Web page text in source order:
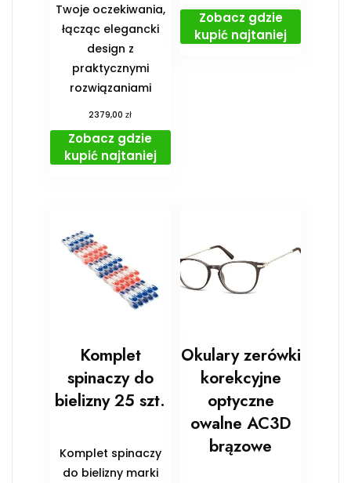
Twoje oczekiwania,
łącząc elegancki
design z
praktycznymi
rozwiązaniami
2379,00zł
Zobacz gdzie
kupić najtaniej
Zobacz gdzie
kupić najtaniej
Komplet
spinaczy do
bielizny 25 szt.
Komplet spinaczy
do bielizny marki
Okulary zerówki
korekcyjne
optyczne
owalne AC3D
brązowe